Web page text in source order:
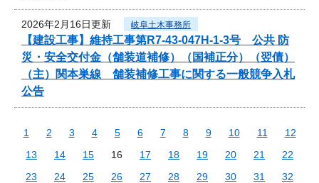
2026年2月16日更新 岐阜土木事務所
【建設工事】維持工事第R7-43-047H-1-3号 公共 防
災・安全交付金（舗装道補修）（国補正分）（翌債）
（主）関本巣線 舗装補修工事に関する一般競争入札
公告
1 2 3 4 5 6 7 8 9 10 11
12
13
14 15 16 17 18 19 20 21
22
23
24 25 26 27 28 29 30 31
32